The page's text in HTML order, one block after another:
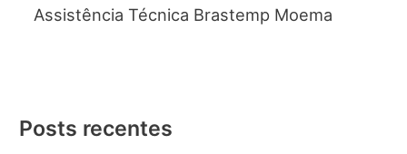
Assistência Técnica Brastemp Moema
Posts recentes